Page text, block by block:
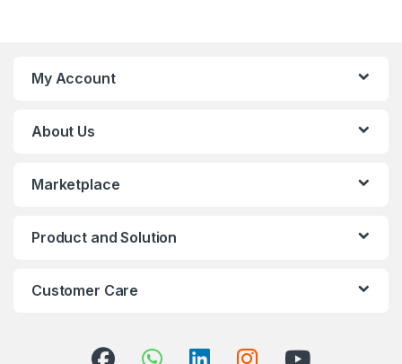
My Account
About Us
Marketplace
Product and Solution
Customer Care